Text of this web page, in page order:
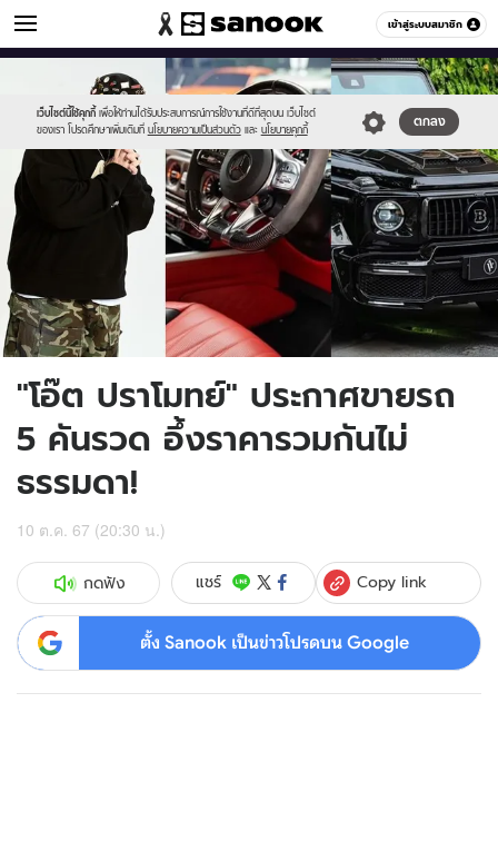
เข้าสู่ระบบสมาชิก
ข่าวบันเทิง หมวดอื่นๆ
เว็บไซต์นี้ใช้คุกกี้ เพื่อให้ท่านได้รับประสบการณ์การใช้งานที่ดีที่สุดบน เว็บไซต์
ของเรา โปรดศึกษาเพิ่มเติมที่ นโยบายความเป็นส่วนตัว และ นโยบายคุกกี้
ตกลง
//s.isanook.com/sr/0/images/logo-
sanook.png
//s.isanook.com/ns/0/ud/1920/9600422/page.jpg
"โอ๊ต ปราโมทย์" ประกาศขายรถ
5 คันรวด อึ้งราคารวมกันไม่
ธรรมดา!
10 ต.ค. 67 (20:30 น.)
กดฟัง แชร์ Copy link
ตั้ง Sanook เป็นข่าวโปรดบน Google